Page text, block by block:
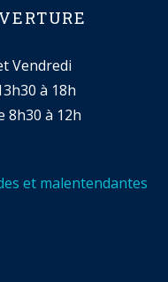
Vendredi
à 18h
8h30 à 12h
et malentendantes